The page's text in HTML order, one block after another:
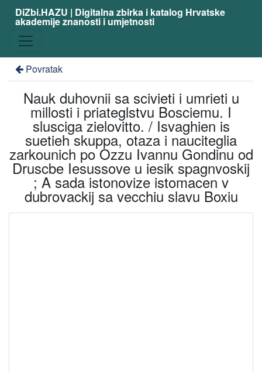
DiZbi.HAZU | Digitalna zbirka i katalog Hrvatske
akademije znanosti i umjetnosti
Povratak
Nauk duhovnii sa scivieti i umrieti u
millosti i priateglstvu Bosciemu. I
slusciga zielovitto. / Isvaghien is
suetieh skuppa, otaza i nauciteglia
zarkounich po Ozzu Ivannu Gondinu od
Druscbe Iesussove u iesik spagnvoskij
; A sada istonovize istomacen v
dubrovackij sa vecchiu slavu Boxiu